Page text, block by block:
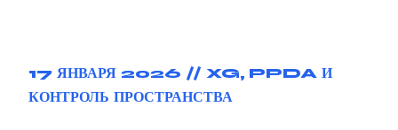
17 ЯНВАРЯ 2026 // XG, PPDA И
КОНТРОЛЬ ПРОСТРАНСТВА